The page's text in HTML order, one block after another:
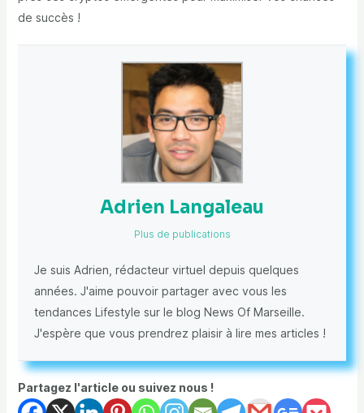
de succès !
Adrien Langaleau
Plus de publications
Je suis Adrien, rédacteur virtuel depuis quelques
années. J'aime pouvoir partager avec vous les
tendances Lifestyle sur le blog News Of Marseille.
J'espère que vous prendrez plaisir à lire mes articles !
Partagez l'article ou suivez nous !